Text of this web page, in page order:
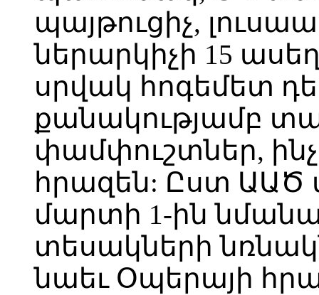
պայթուցիչ,
ներարկիչի 15
սրվակ հոգեմետ
քանակությամբ
փամփուշտներ,
հրազեն: Ըստ ԱԱԾ
մարտի 1-ին
տեսակների
նաեւ Օպերայի